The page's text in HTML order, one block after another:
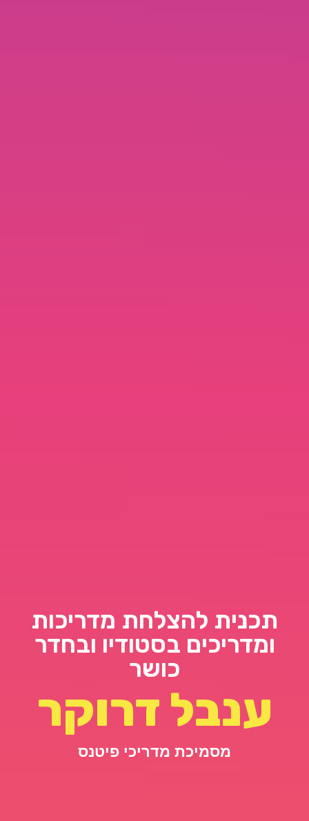
תכנית להצלחת מדריכות
ומדריכים בסטודיו ובחדר
כושר
ענבל דרוקר
מסמיכת מדריכי פיטנס